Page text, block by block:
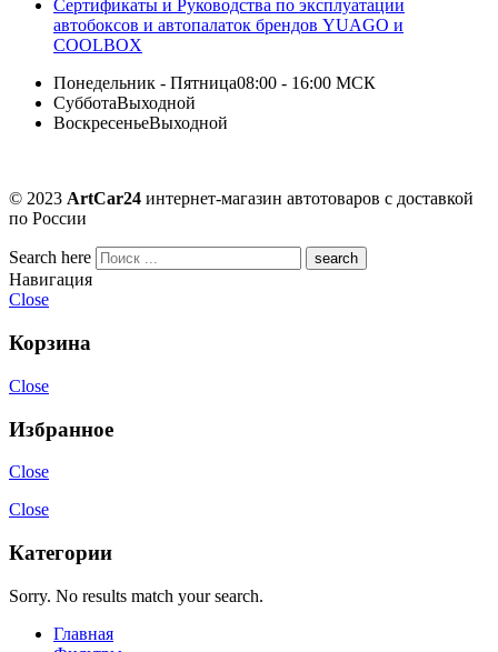
Сертификаты и Руководства по эксплуатации
автобоксов и автопалаток брендов YUAGO и
COOLBOX
Понедельник - Пятница08:00 - 16:00 МСК
СубботаВыходной
ВоскресеньеВыходной
© 2023 ArtCar24 интернет-магазин автотоваров с доставкой
по России
Search here
Навигация
Close
Корзина
Close
Избранное
Close
Close
Категории
Sorry. No results match your search.
Главная